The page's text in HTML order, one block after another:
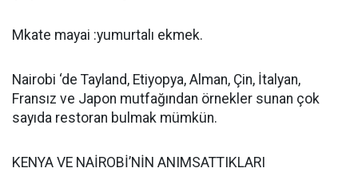
Mkate mayai :yumurtalı ekmek.
Nairobi ‘de Tayland, Etiyopya, Alman, Çin, İtalyan,
Fransız ve Japon mutfağından örnekler sunan çok
sayıda restoran bulmak mümkün.
KENYA VE NAİROBİ’NİN ANIMSATTIKLARI